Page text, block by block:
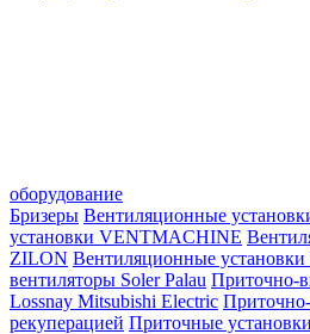
оборудование
Бризеры Вентиляционные
установки VENTMACHINE
ZILON Вентиляционные
вентиляторы Soler Palau Приточно-
Lossnay Mitsubishi Electric
рекуперацией Приточные